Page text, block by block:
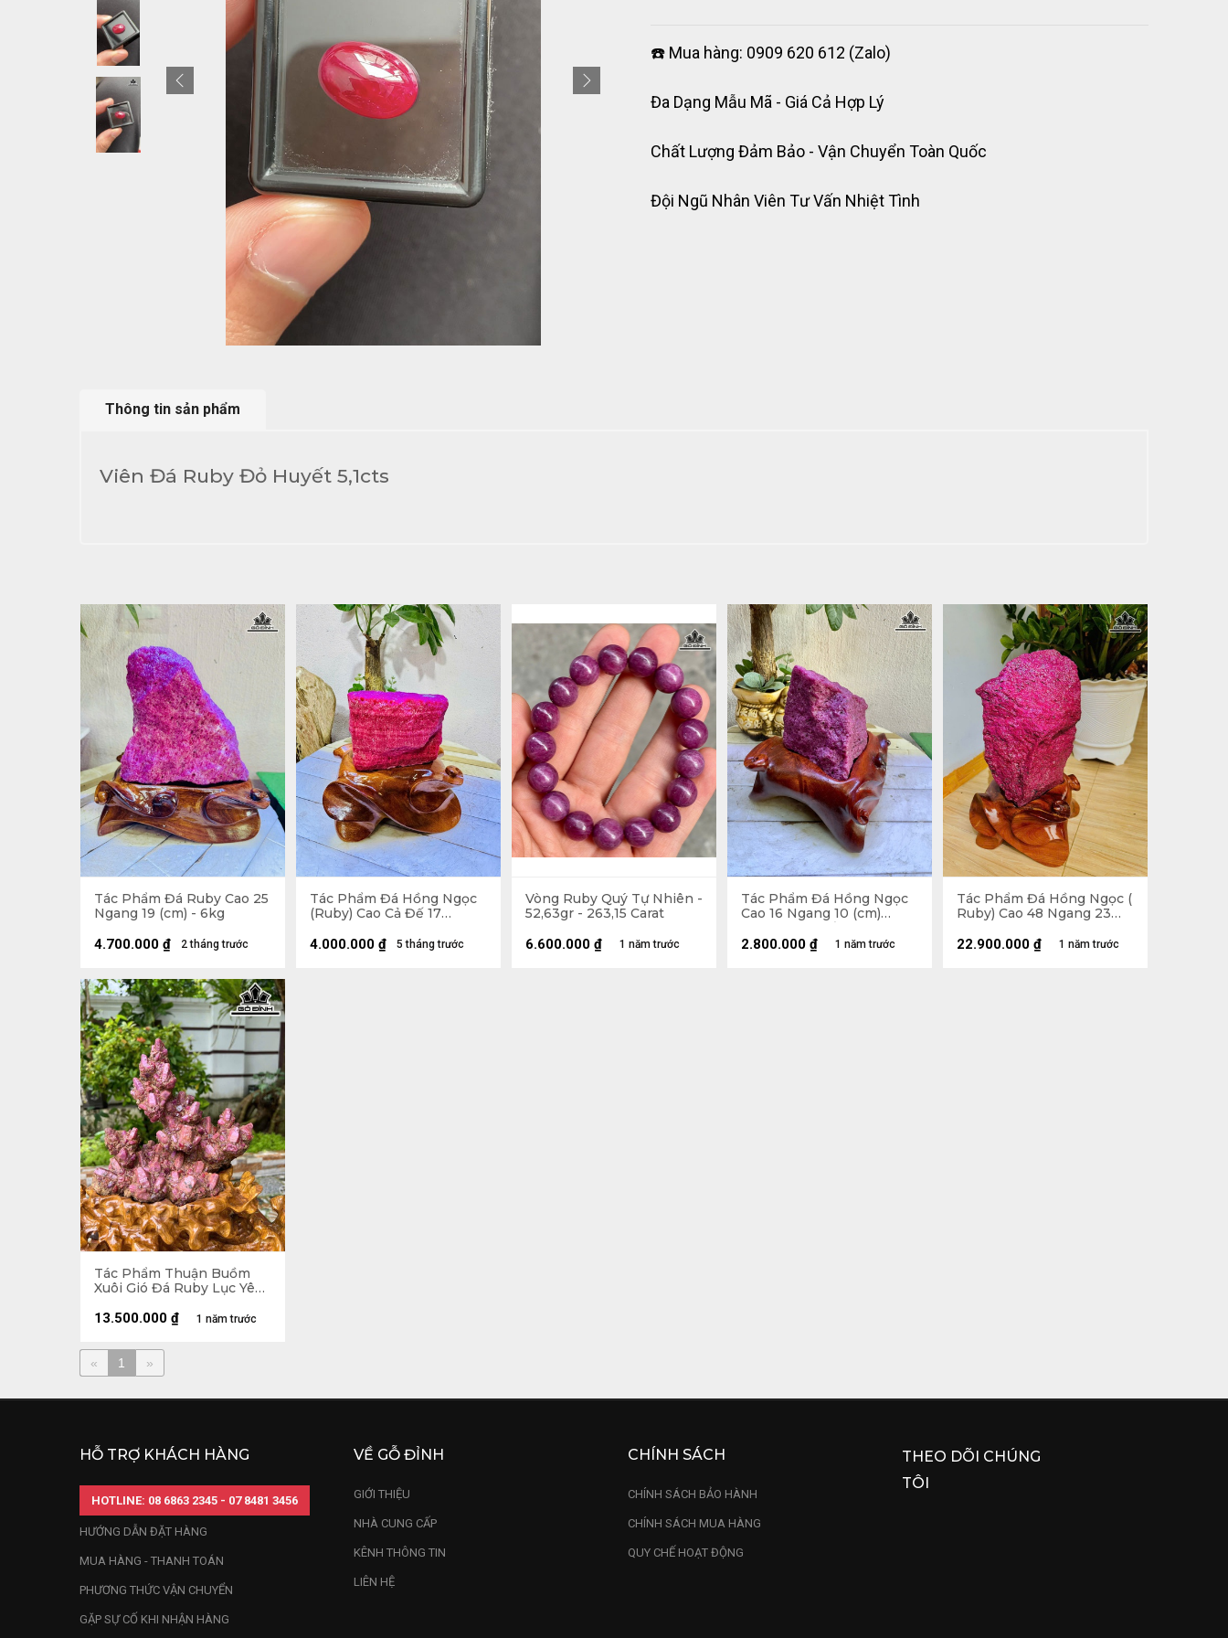
☎️ Mua hàng: 0909 620 612 (Zalo)
Đa Dạng Mẫu Mã - Giá Cả Hợp Lý
Chất Lượng Đảm Bảo - Vận Chuyển Toàn Quốc
Đội Ngũ Nhân Viên Tư Vấn Nhiệt Tình
Thông tin sản phẩm
Viên Đá Ruby Đỏ Huyết 5,1cts
Tác Phẩm Đá Ruby Cao 25
Ngang 19 (cm) - 6kg
2 tháng trước
4.700.000 ₫
Tác Phẩm Đá Hồng Ngọc
(Ruby) Cao Cả Đế 17
5 tháng trước
4.000.000 ₫
Vòng Ruby Quý Tự Nhiên -
52,63gr - 263,15 Carat
1 năm trước
6.600.000 ₫
Tác Phẩm Đá Hồng Ngọc
Cao 16 Ngang 10 (cm)
2,5kg Luôn Đế
1 năm trước
2.800.000 ₫
Tác Phẩm Đá Hồng Ngọc (
Ruby) Cao 48 Ngang 23
1 năm trước
22.900.000 ₫
Tác Phẩm Thuận Buồm
Xuôi Gió Đá Ruby Lục Yên
1 năm trước
13.500.000 ₫
« 1 »
HỖ TRỢ KHÁCH HÀNG
HOTLINE: 08 6863 2345 - 07 8481 3456
HƯỚNG DẪN ĐẶT HÀNG
MUA HÀNG - THANH TOÁN
PHƯƠNG THỨC VẬN CHUYỂN
GẶP SỰ CỐ KHI NHẬN HÀNG
VỀ GỖ ĐỈNH
GIỚI THIỆU
NHÀ CUNG CẤP
KÊNH THÔNG TIN
LIÊN HỆ
CHÍNH SÁCH
CHÍNH SÁCH BẢO HÀNH
CHÍNH SÁCH MUA HÀNG
QUY CHẾ HOẠT ĐỘNG
THEO DÕI CHÚNG
TÔI